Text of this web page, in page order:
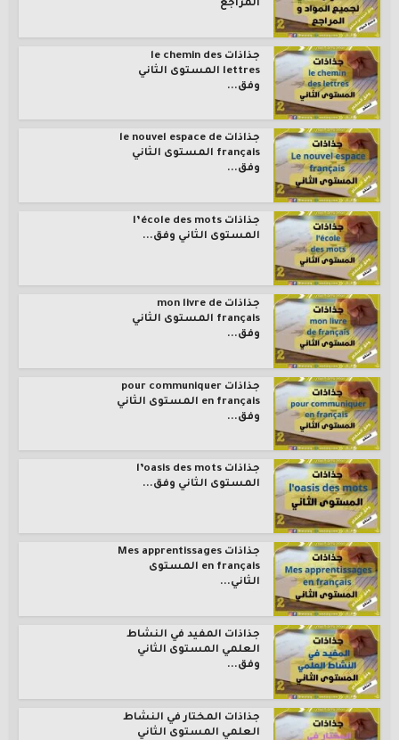
المراجع
جذاذات le chemin des
lettres المستوى الثاني
وفق...
جذاذات le nouvel espace de
français المستوى الثاني
وفق...
جذاذات l’école des mots
المستوى الثاني وفق...
جذاذات mon livre de
français المستوى الثاني
وفق...
جذاذات pour communiquer
en français المستوى الثاني
وفق...
جذاذات l’oasis des mots
المستوى الثاني وفق...
جذاذات Mes apprentissages
en français المستوى
الثاني...
جذاذات المفيد في النشاط
العلمي المستوى الثاني
وفق...
جذاذات المختار في النشاط
العلمي المستوى الثاني